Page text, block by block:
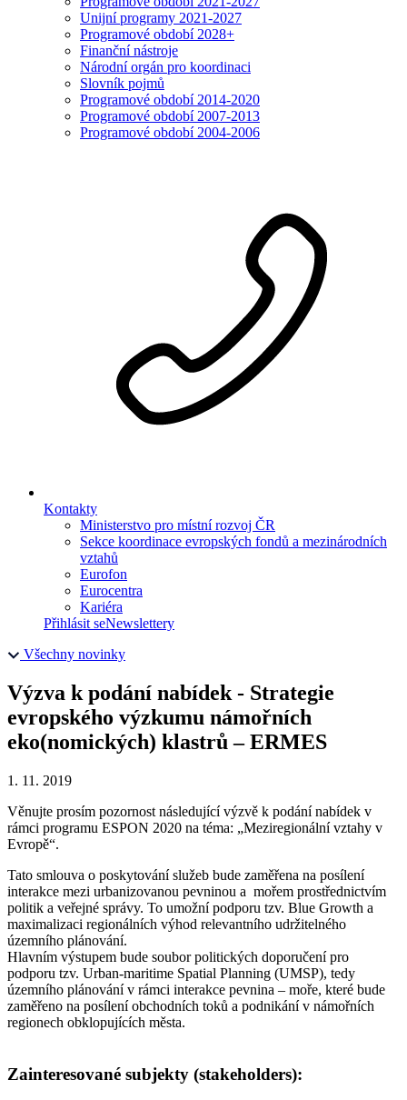
Unijní programy 2021-2027
Programové období 2028+
Finanční nástroje
Národní orgán pro koordinaci
Slovník pojmů
Programové období 2014-2020
Programové období 2007-2013
Programové období 2004-2006
Kontakty
Ministerstvo pro místní rozvoj ČR
Sekce koordinace evropských fondů a mezinárodních
vztahů
Eurofon
Eurocentra
Kariéra
Přihlásit seNewslettery
Všechny novinky
Výzva k podání nabídek - Strategie
evropského výzkumu námořních
eko(nomických) klastrů – ERMES
1. 11. 2019
Věnujte prosím pozornost následující výzvě k podání nabídek v
rámci programu ESPON 2020 na téma: „Meziregionální vztahy v
Evropě“.
Tato smlouva o poskytování služeb bude zaměřena na posílení
interakce mezi urbanizovanou pevninou a mořem prostřednictvím
politik a veřejné správy. To umožní podporu tzv. Blue Growth a
maximalizaci regionálních výhod relevantního udržitelného
územního plánování.
Hlavním výstupem bude soubor politických doporučení pro
podporu tzv. Urban-maritime Spatial Planning (UMSP), tedy
územního plánování v rámci interakce pevnina – moře, které bude
zaměřeno na posílení obchodních toků a podnikání v námořních
regionech obklopujících města.
Zainteresované subjekty (stakeholders):